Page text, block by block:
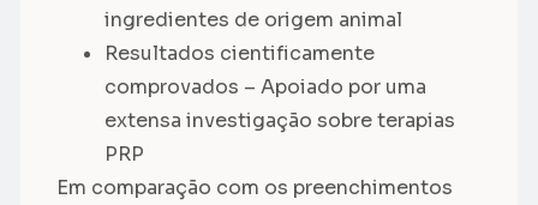
ingredientes de origem animal
Resultados cientificamente
comprovados – Apoiado por uma
extensa investigação sobre terapias
PRP
Em comparação com os preenchimentos